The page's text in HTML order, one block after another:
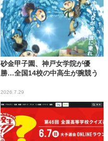
砂金甲子園、神戸女学院が優
勝…全国14校の中高生が腕競う
2026.7.29